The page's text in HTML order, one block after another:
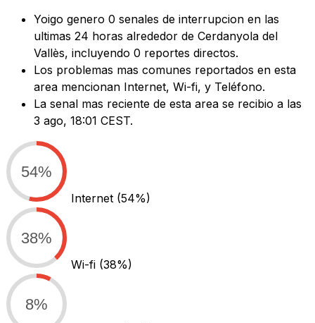
Yoigo genero 0 senales de interrupcion en las
ultimas 24 horas alrededor de Cerdanyola del
Vallès, incluyendo 0 reportes directos.
Los problemas mas comunes reportados en esta
area mencionan Internet, Wi-fi, y Teléfono.
La senal mas reciente de esta area se recibio a las
3 ago, 18:01 CEST.
54%
Internet (54%)
38%
Wi-fi (38%)
8%